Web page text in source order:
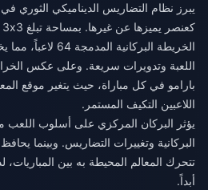
الخريطة البركانية
اللعبة وتدويرات سريعة. وعلى عكس
بارامو في كل مباراة، حيث يتغير موقع
اللاعبين التكيف المستمر.
يؤثر البركان المركزي على أسلوب اللعب
البركانية وتغييرات التضاريس. وبينما
تتحرك المعالم المحيطة به بين المباريات،
أبداً.